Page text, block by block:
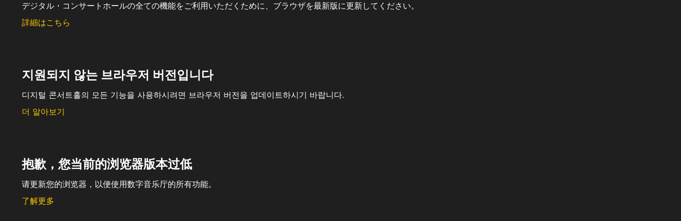
デジタル・コンサートホールの全ての機能をご利用いただくために、ブラウザを最新版に更新してください。
詳細はこちら
지원되지 않는 브라우저 버전입니다
디지털 콘서트홀의 모든 기능을 사용하시려면 브라우저 버전을 업데이트하시기 바랍니다.
더 알아보기
抱歉，您当前的浏览器版本过低
请更新您的浏览器，以便使用数字音乐厅的所有功能。
了解更多